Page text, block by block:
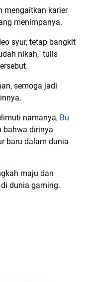
mengaitkan karier
menimpanya.
syur, tetap bangkit
nikah," tulis
semoga jadi
namanya, Bu
bahwa dirinya
baru dalam dunia
maju dan
dunia gaming.